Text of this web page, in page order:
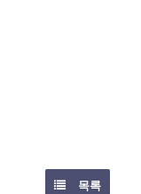
목록